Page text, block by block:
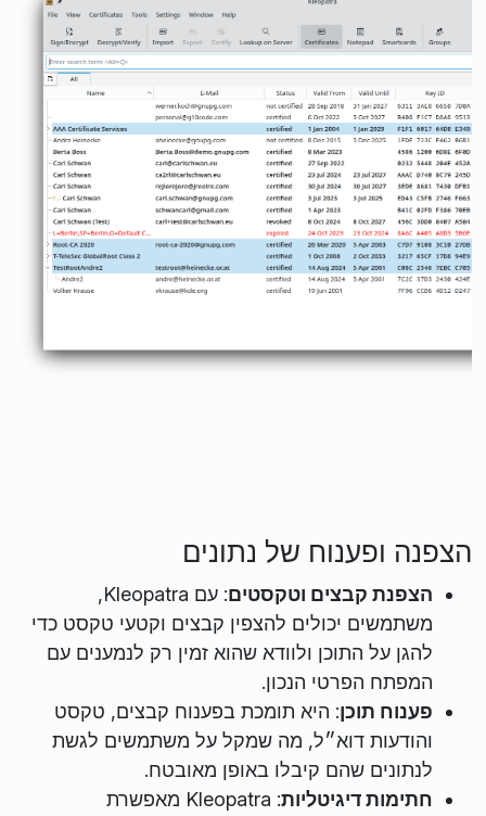
הצפנה ופענוח של נתונים
הצפנת קבצים וטקסטים
: עם Kleopatra,
משתמשים יכולים להצפין קבצים וקטעי טקסט כדי
להגן על התוכן ולוודא שהוא זמין רק לנמענים עם
המפתח הפרטי הנכון.
פענוח תוכן: היא תומכת בפענוח קבצים, טקסט
והודעות דוא״ל, מה שמקל על משתמשים לגשת
לנתונים שהם קיבלו באופן מאובטח.
חתימות דיגיטליות
: Kleopatra מאפשרת